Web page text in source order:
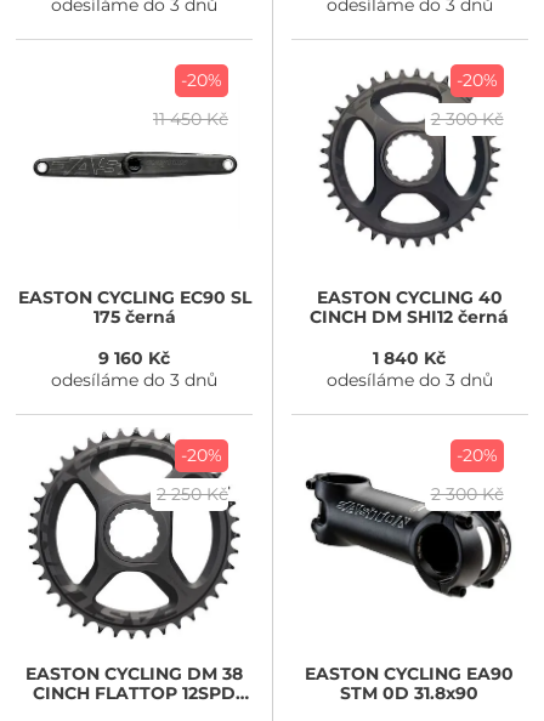
odesíláme do 3 dnů odesíláme do 3 dnů
-20%
11 450 Kč
EASTON CYCLING EC90 SL
175 černá
9 160 Kč
odesíláme do 3 dnů
-20%
2 300 Kč
EASTON CYCLING 40
CINCH DM SHI12 černá
1 840 Kč
odesíláme do 3 dnů
-20%
2 250 Kč
EASTON CYCLING DM 38
CINCH FLATTOP 12SPD
-20%
2 300 Kč
EASTON CYCLING EA90
STM 0D 31.8x90